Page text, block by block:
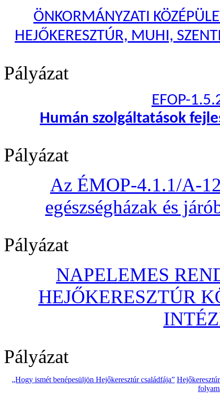
ÖNKORMÁNYZATI
HEJŐKERESZTÚR, MUHI,
Pályázat
EFOP-
Humán szolgáltatások
Pályázat
Az ÉMOP-4.1.1/A-
egészségházak és
Pályázat
NAPELEMES
HEJŐKERESZTÚR
Pályázat
„Hogy ismét benépesüljön Hejőkeresztúr családfája”